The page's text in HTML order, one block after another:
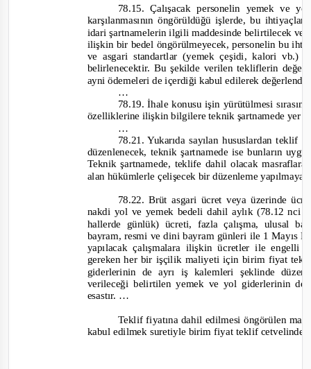
78.15. Çalışacak personelin yemek ve
karşılanmasının öngörüldüğü işlerde, bu
idari şartnamelerin ilgili maddesinde belirtilecek ve
ilişkin bir bedel öngörülmeyecek, personelin bu
ve asgari standartlar (yemek çeşidi, kalori vb.)
belirlenecektir. Bu şekilde verilen tekliflerin
ayni ödemeleri de içerdiği kabul edilerek
…
78.19. İhale konusu işin yürütülmesi
özelliklerine ilişkin bilgilere teknik şartnamede yer
…
78.21. Yukarıda sayılan hususlardan
düzenlenecek, teknik şartnamede ise bunların
Teknik şartnamede, teklife dahil olacak
alan hükümlerle çelişecek bir düzenleme
78.22. Brüt asgari ücret veya üzerinde
nakdi yol ve yemek bedeli dahil aylık (78.12 nci
hallerde günlük) ücreti, fazla çalışma, ulusal
bayram, resmi ve dini bayram günleri ile 1 Mayıs
yapılacak çalışmalara ilişkin ücretler ile
gereken her bir işçilik maliyeti için birim fiyat teklif
giderlerinin de ayrı iş kalemleri şeklinde
verileceği belirtilen yemek ve yol giderlerinin
esastır. …
Teklif fiyatına dahil edilmesi öngörülen
kabul edilmek suretiyle birim fiyat teklif cetvelinde